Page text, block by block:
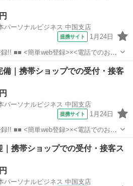
パーソナルビジネス 中国支店
提携サイト 1月24日
!! ■■ <簡単web登録>×<電話でのお仕
が可能です♪ 基本情報を入力したら
営業、ラウンダー、事務のお仕事も
備｜携帯ショップでの受付・接客
パーソナルビジネス 中国支店
提携サイト 1月24日
!! ■■ <簡単web登録>×<電話でのお仕
が可能です♪ 基本情報を入力したら
営業、ラウンダー、事務のお仕事も
｜携帯ショップでの受付・接客ス
パーソナルビジネス 中国支店